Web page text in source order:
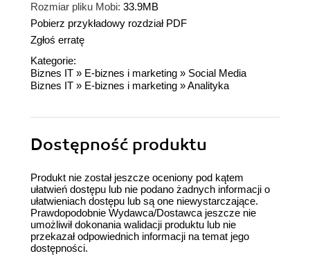
Rozmiar pliku Mobi: 33.9MB
Pobierz przykładowy rozdział PDF
Zgłoś erratę
Kategorie:
Biznes IT » E-biznes i marketing » Social Media
Biznes IT » E-biznes i marketing »Analityka
Dostępność produktu
Produkt nie został jeszcze oceniony pod kątem
ułatwień dostępu lub nie podano żadnych informacji o
ułatwieniach dostępu lub są one niewystarczające.
Prawdopodobnie Wydawca/Dostawca jeszcze nie
umożliwił dokonania walidacji produktu lub nie
przekazał odpowiednich informacji na temat jego
dostępności.